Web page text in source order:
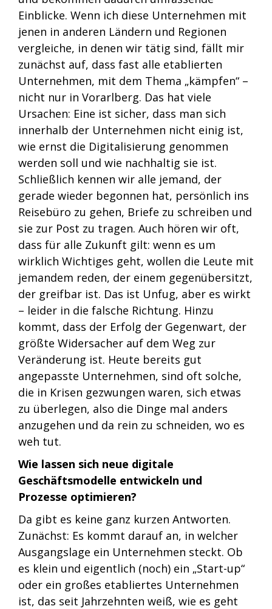
Einblicke. Wenn ich diese Unternehmen mit
jenen in anderen Ländern und Regionen
vergleiche, in denen wir tätig sind, fällt mir
zunächst auf, dass fast alle etablierten
Unternehmen, mit dem Thema „kämpfen“ –
nicht nur in Vorarlberg. Das hat viele
Ursachen: Eine ist sicher, dass man sich
innerhalb der Unternehmen nicht einig ist,
wie ernst die Digitalisierung genommen
werden soll und wie nachhaltig sie ist.
Schließlich kennen wir alle jemand, der
gerade wieder begonnen hat, persönlich ins
Reisebüro zu gehen, Briefe zu schreiben und
sie zur Post zu tragen. Auch hören wir oft,
dass für alle Zukunft gilt: wenn es um
wirklich Wichtiges geht, wollen die Leute mit
jemandem reden, der einem gegenübersitzt,
der greifbar ist. Das ist Unfug, aber es wirkt
– leider in die falsche Richtung. Hinzu
kommt, dass der Erfolg der Gegenwart, der
größte Widersacher auf dem Weg zur
Veränderung ist. Heute bereits gut
angepasste Unternehmen, sind oft solche,
die in Krisen gezwungen waren, sich etwas
zu überlegen, also die Dinge mal anders
anzugehen und da rein zu schneiden, wo es
weh tut.
Wie lassen sich neue digitale
Geschäftsmodelle entwickeln und
Prozesse optimieren?
Da gibt es keine ganz kurzen Antworten.
Zunächst: Es kommt darauf an, in welcher
Ausgangslage ein Unternehmen steckt. Ob
es klein und eigentlich (noch) ein „Start-up“
oder ein großes etabliertes Unternehmen
ist, das seit Jahrzehnten weiß, wie es geht